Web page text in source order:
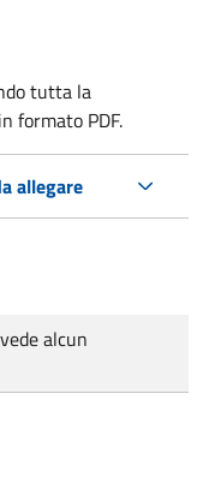
tutta la
formato PDF.
allegare
alcun